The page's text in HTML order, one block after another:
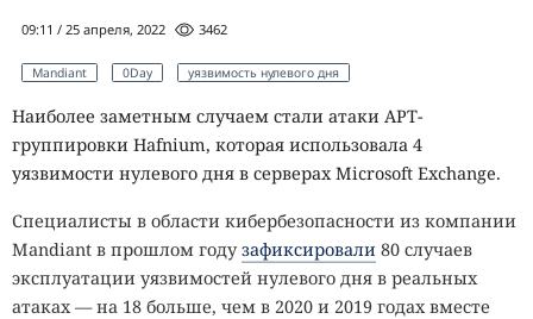
09:11 / 25 апреля, 2022 3462
Mandiant 0Day уязвимость нулевого дня
Наиболее заметным случаем стали атаки APT-
группировки Hafnium, которая использовала 4
уязвимости нулевого дня в серверах Microsoft Exchange.
Специалисты в области кибербезопасности из компании
Mandiant в прошлом годузафиксировали 80 случаев
эксплуатации уязвимостей нулевого дня в реальных
атаках — на 18 больше, чем в 2020 и 2019 годах вместе